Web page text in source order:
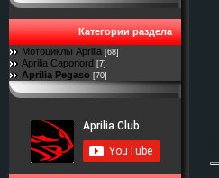
Категории раздела
Мотоциклы Aprilia [68]
Aprilia Caponord [7]
Aprilia Pegaso [70]